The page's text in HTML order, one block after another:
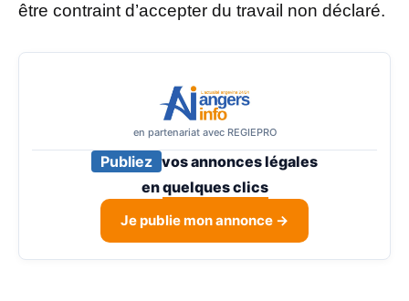
être contraint d’accepter du travail non déclaré.
en partenariat avec REGIEPRO
Publiez vos annonces légales
enquelques clics
Je publie mon annonce →